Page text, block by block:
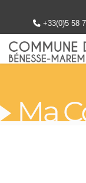
+33(0)5 58